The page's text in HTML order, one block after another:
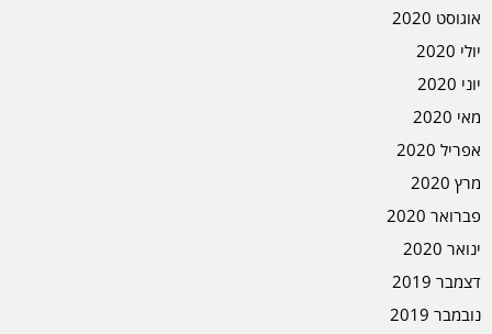
אוגוסט 2020
יולי 2020
יוני 2020
מאי 2020
אפריל 2020
מרץ 2020
פברואר 2020
ינואר 2020
דצמבר 2019
נובמבר 2019